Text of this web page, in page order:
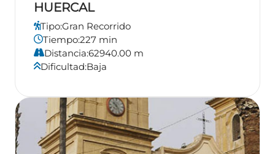
HUERCAL
Tipo:Gran Recorrido
Tiempo:227 min
Distancia:62940.00 m
Dificultad:Baja